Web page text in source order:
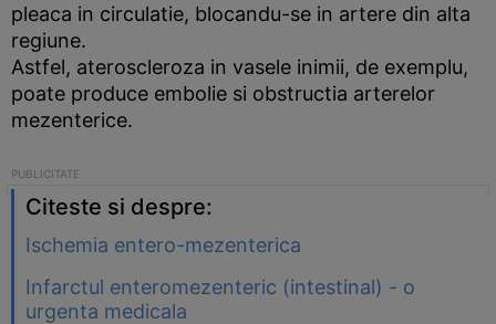
pleaca in circulatie, blocandu-se in artere din alta
regiune.
Astfel, ateroscleroza in vasele inimii, de exemplu,
poate produce embolie si obstructia arterelor
mezenterice.
Citeste si despre:
Ischemia entero-mezenterica
Infarctul enteromezenteric (intestinal) - o
urgenta medicala